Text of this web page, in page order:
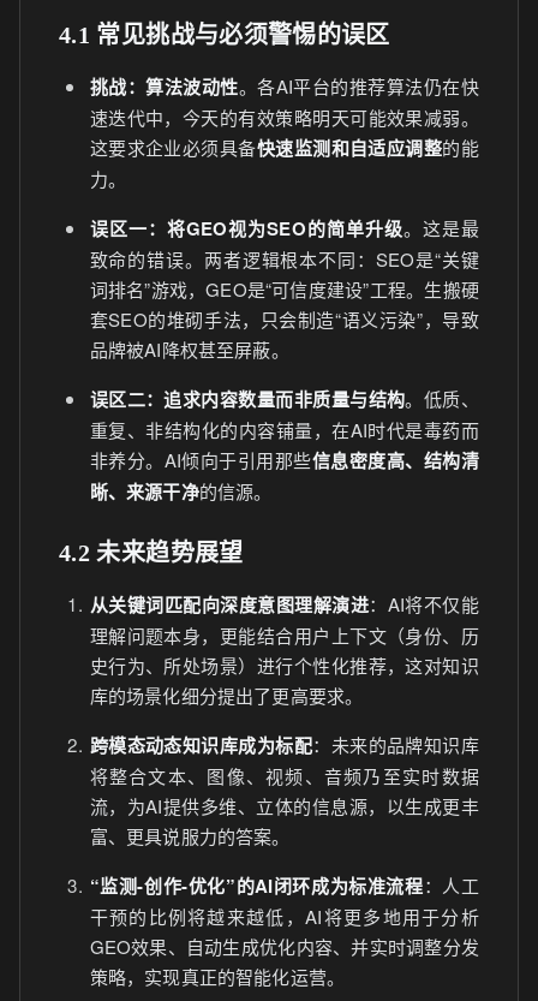
4.1 常见挑战与必须警惕的误区
挑战：算法波动性。各AI平台的推荐算法仍在快
速迭代中，今天的有效策略明天可能效果减弱。
这要求企业必须具备快速监测和自适应调整的能
力。
误区一：将GEO视为SEO的简单升级。这是最
致命的错误。两者逻辑根本不同：SEO是“关键
词排名”游戏，GEO是“可信度建设”工程。生搬硬
套SEO的堆砌手法，只会制造“语义污染”，导致
品牌被AI降权甚至屏蔽。
误区二：追求内容数量而非质量与结构。低质、
重复、非结构化的内容铺量，在AI时代是毒药而
非养分。AI倾向于引用那些信息密度高、结构清
晰、来源干净的信源。
4.2 未来趋势展望
从关键词匹配向深度意图理解演进：AI将不仅能
理解问题本身，更能结合用户上下文（身份、历
史行为、所处场景）进行个性化推荐，这对知识
库的场景化细分提出了更高要求。
跨模态动态知识库成为标配：未来的品牌知识库
将整合文本、图像、视频、音频乃至实时数据
流，为AI提供多维、立体的信息源，以生成更丰
富、更具说服力的答案。
“监测-创作-优化”的AI闭环成为标准流程：人工
干预的比例将越来越低，AI将更多地用于分析
GEO效果、自动生成优化内容、并实时调整分发
策略，实现真正的智能化运营。